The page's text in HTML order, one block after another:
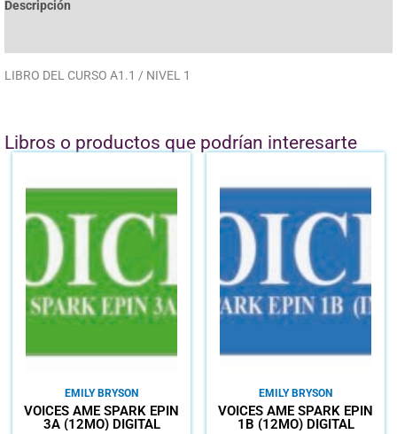
Descripción
LIBRO DEL CURSO A1.1 / NIVEL 1
Libros o productos que podrían interesarte
EMILY BRYSON
VOICES AME SPARK EPIN
3A (12MO) DIGITAL
EMILY BRYSON
VOICES AME SPARK EPIN
1B (12MO) DIGITAL